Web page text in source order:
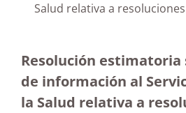
Salud relativa a
Resolución
de información al
la Salud relativa a